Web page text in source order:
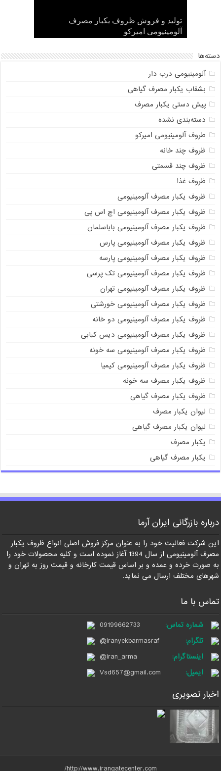
قیمت فروش ظروف یکبار مصرف
آلومینیومی امیرکو
تولید و فروش ظروف یکبار مصرف
آلومینیومی امیرکو
بورس فروش ظروف یکبار مصرف
آلومینیومی امیرکو
قیمت خرید ظروف یکبار مصرف آلومینیومی
تهران
فاکتور رسمی + ظروف یکبار مصرف
آلومینیومی
دسته‌ها
آلومینیومی درب دار
بشقاب یکبار مصرف گیاهی
پیش دستی یکبار مصرف
دسته‌بندی نشده
طروف آلومینیومی امیرکو
ظروف چند خانه
ظروف چند قسمتی
ظروف غذا
ظروف یکبار مصرف آلومینیومی
ظروف یکبار مصرف آلومینیومی اچ اس پی
ظروف یکبار مصرف آلومینیومی باباسلمان
ظروف یکبار مصرف آلومینیومی پارس
ظروف یکبار مصرف آلومینیومی پارسه
ظروف یکبار مصرف آلومینیومی تک پرسی
ظروف یکبار مصرف آلومینیومی تهران
ظروف یکبار مصرف آلومینیومی خورشتی
ظروف یکبار مصرف آلومینیومی دو خانه
ظروف یکبار مصرف آلومینیومی دیس کبابی
ظروف یکبار مصرف آلومینیومی سه خونه
ظروف یکبار مصرف آلومینیومی کیمیا
ظروف یکبار مصرف سه خونه
ظروف یکبار مصرف گیاهی
لیوان یکبار مصرف
لیوان یکبار مصرف گیاهی
یکبار مصرف
یکبار مصرف گیاهی
درباره بازرگانی ایران آرما
این شرکت فعالیت خود را به عنوان مرکز فروش اصلی انواع ظروف یکبار
مصرف آلومینیومی از سال 1394 آغاز نموده است و کلیه محصولات خود را
به صورت خرده و عمده و بر اساس قیمت کارخانه و قیمت روز به تهران و
شهرهای مختلف ارسال می نماید.
تماس با ما
شماره تماس:
09199662733
تلگرام:
@iranyekbarmasraf
اینستاگرام:
@iran_arma
ایمیل:
Vsd657@gmail.com
اخبار تصویری
http://www.irangatecenter.com/